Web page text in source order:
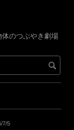
のつぶやき劇場
7/5